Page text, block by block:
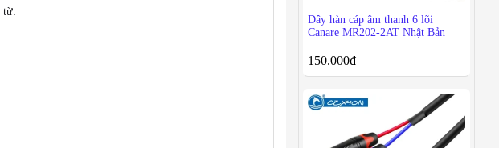
từ:
Dây hàn cáp âm thanh 6 lõi
Canare MR202-2AT Nhật Bản
150.000₫